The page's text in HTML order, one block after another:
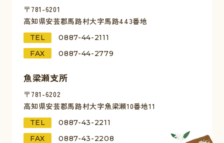
〒781-6201
高知県安芸郡馬路村大字馬路443番地
TEL
0887-44-2111
FAX
0887-44-2779
魚梁瀬支所
〒781-6202
高知県安芸郡馬路村大字魚梁瀬10番地11
TEL
0887-43-2211
FAX
0887-43-2208